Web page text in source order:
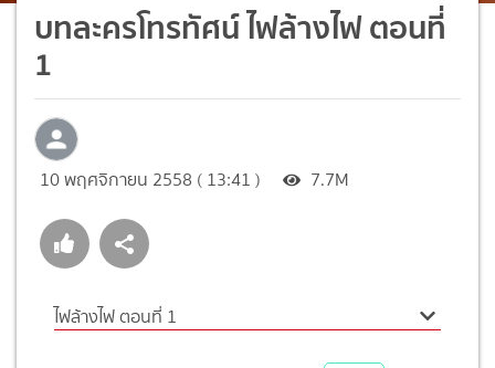
บทละครโทรทัศน์ ไฟล้างไฟ ตอนที่
1
10 พฤศจิกายน 2558 ( 13:41 ) 7.7M
ไฟล้างไฟ ตอนที่ 1